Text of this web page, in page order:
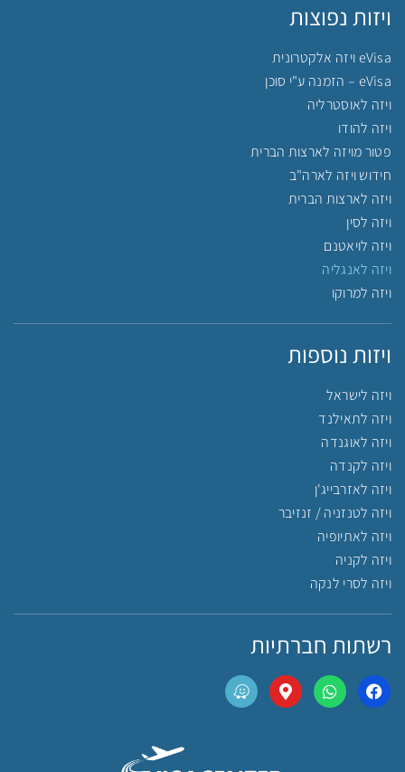
ויזות נפוצות
eVisa ויזה אלקטרונית
eVisa – הזמנה ע"י סוכן
ויזה לאוסטרליה
ויזה להודו
פטור מויזה לארצות הברית
חידוש ויזה לארה"ב
ויזה לארצות הברית
ויזה לסין
ויזה לויאטנם
ויזה לאנגליה
ויזה למרוקו
ויזות נוספות
ויזה לישראל
ויזה לתאילנד
ויזה לאוגנדה
ויזה לקנדה
ויזה לאזרבייג'ן
ויזה לטנזניה / זנזיבר
ויזה לאתיופיה
ויזה לקניה
ויזה לסרי לנקה
רשתות חברתיות